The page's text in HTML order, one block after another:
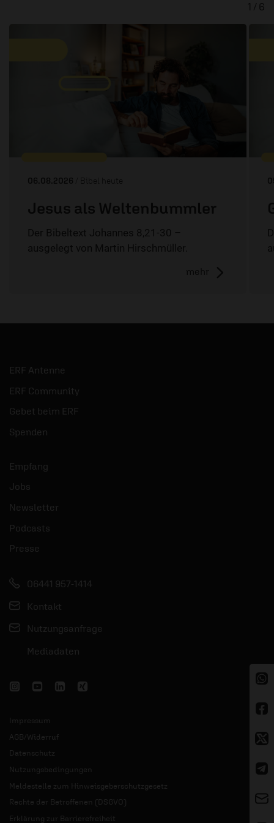
06.08.2026 / Bibel heute
Jesus als Weltenbummler
Der Bibeltext Johannes 8,21-30 –
ausgelegt von Martin Hirschmüller.
mehr
1 / 6
ERF Antenne
ERF Community
Gebet beim ERF
Spenden
Empfang
Jobs
Newsletter
Podcasts
Presse
06441 957-1414
Kontakt
Nutzungsanfrage
Mediadaten
Impressum
AGB/Widerruf
Datenschutz
Nutzungsbedingungen
Meldestelle zum Hinweisgeberschutzgesetz
Rechte der Betroffenen (DSGVO)
Erklärung zur Barrierefreiheit